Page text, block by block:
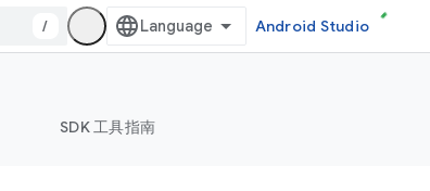
/ Android Studio
SDK 工具指南